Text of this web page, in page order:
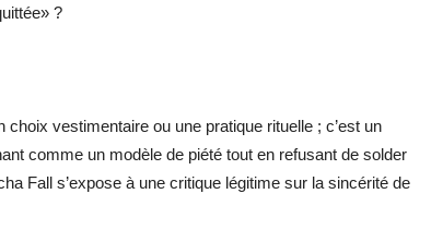
?
choix vestimentaire ou une pratique rituelle ; c’est un
comme un modèle de piété tout en refusant de solder
Fall s’expose à une critique légitime sur la sincérité de